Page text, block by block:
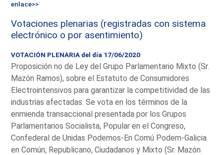
enlace>>
Votaciones plenarias (registradas con sistema
electrónico o por asentimiento)
VOTACIÓN PLENARIA del día 17/06/2020
Proposición no de Ley del Grupo Parlamentario Mixto (Sr.
Mazón Ramos), sobre el Estatuto de Consumidores
Electrointensivos para garantizar la competitividad de las
industrias afectadas. Se vota en los términos de la
enmienda transaccional presentada por los Grupos
Parlamentarios Socialista, Popular en el Congreso,
Confederal de Unidas Podemos-En Comú Podem-Galicia
en Común, Republicano, Ciudadanos y Mixto (Sr. Mazón